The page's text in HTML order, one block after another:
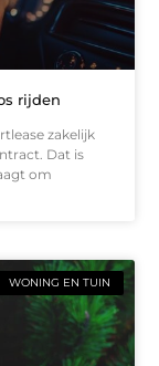
rijden
zakelijk
Dat is
om
WONING EN TUIN